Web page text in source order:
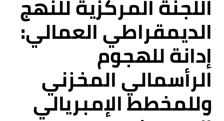
اللجنة المركزية للنهج
الديمقراطي العمالي:
إدانة للهجوم
الرأسمالي المخزني
وللمخطط الإمبريالي